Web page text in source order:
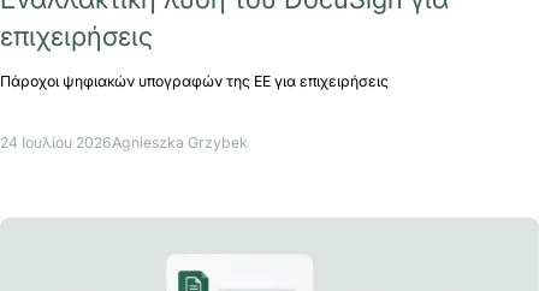
επιχειρήσεις
Πάροχοι ψηφιακών υπογραφών της ΕΕ για επιχειρήσεις
24 Ιουλίου 2026Agnieszka Grzybek